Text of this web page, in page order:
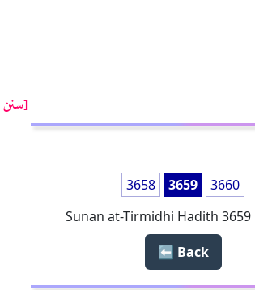
[سنن
3658 3659
3660
Sunan at-Tirmidhi Hadith
Back ⬅️